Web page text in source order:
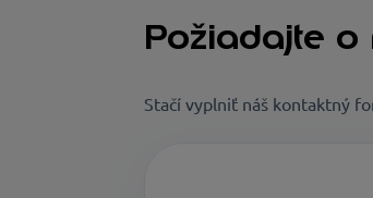
Požiadajte o
Stačí vyplniť náš kontaktný